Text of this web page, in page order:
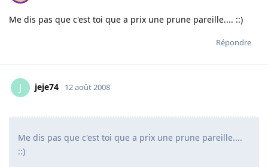
Me dis pas que c'est toi que a prix une prune pareille.... ::)
Répondre
J jeje74 12 août 2008
Me dis pas que c'est toi que a prix une prune pareille....
::)